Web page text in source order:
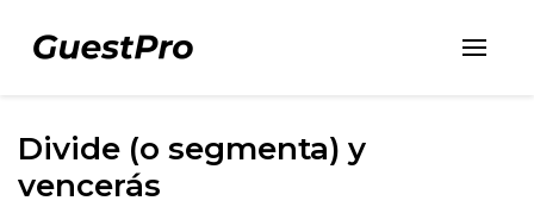
Divide (o segmenta) y
vencerás